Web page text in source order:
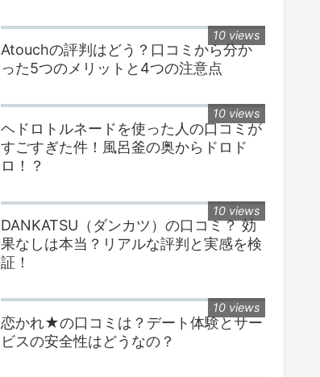
Atouchの評判はどう？口コミから分か
った5つのメリットと4つの注意点
10 views
ヘドロトルネードを使った人の口コミが
すごすぎた件！風呂釜の奥からドロド
ロ！？
10 views
DANKATSU（ダンカツ）の口コミ？ 効
果なしは本当？リアルな評判と実感を検
証！
10 views
恋かれ★の口コミは？デート体験とサー
ビスの安全性はどうなの？
10 views